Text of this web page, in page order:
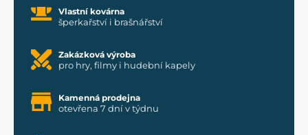
Vlastní kovárna
šperkařství i brašnářství
Zakázková výroba
pro hry, filmy i hudební kapely
Kamenná prodejna
otevřena 7 dní v týdnu